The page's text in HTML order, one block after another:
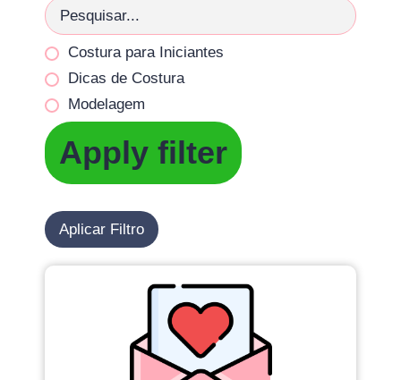
Costura para Iniciantes
Dicas de Costura
Modelagem
Apply filter
Aplicar Filtro